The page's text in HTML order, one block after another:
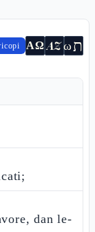
ΑΩ AZωת
dan le-